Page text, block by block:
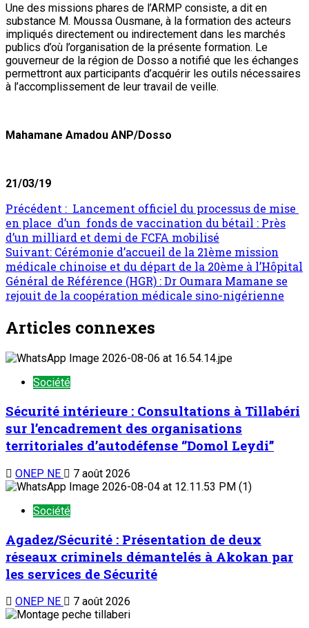
Une des missions phares de l’ARMP consiste, a dit en
substance M. Moussa Ousmane, à la formation des acteurs
impliqués directement ou indirectement dans les marchés
publics d’où l’organisation de la présente formation. Le
gouverneur de la région de Dosso a notifié que les échanges
permettront aux participants d’acquérir les outils nécessaires
à l’accomplissement de leur travail de veille.
Mahamane Amadou ANP/Dosso
21/03/19
Navigation
d’article
Précédent : Lancement officiel du processus de mise
en place d’un fonds de vaccination du bétail : Près
d’un milliard et demi de FCFA mobilisé
Suivant: Cérémonie d’accueil de la 21ème mission
médicale chinoise et du départ de la 20ème à l’Hôpital
Général de Référence (HGR) : Dr Oumara Mamane se
rejouit de la coopération médicale sino-nigérienne
Articles connexes
Société
Sécurité intérieure : Consultations à Tillabéri
sur l’encadrement des organisations
territoriales d’autodéfense ‘’Domol Leydi’’
ONEP NE 7 août 2026
Société
Agadez/Sécurité : Présentation de deux
réseaux criminels démantelés à Akokan par
les services de Sécurité
ONEP NE 7 août 2026